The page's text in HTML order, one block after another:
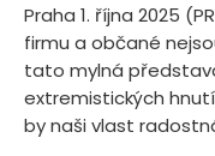
Praha 1. října 2025
firmu a občané
tato mylná
extremistických
by naši vlast